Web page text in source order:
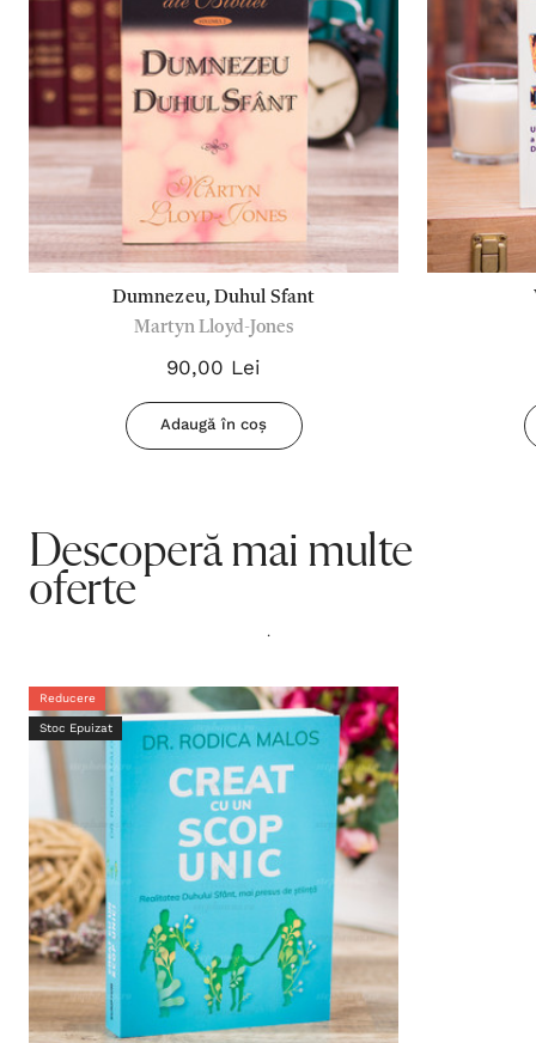
Dumnezeu, Duhul Sfant
Martyn Lloyd-Jones
90,00 Lei
Adaugă în coș
Descoperă mai multe
oferte
.
Reducere
Stoc Epuizat